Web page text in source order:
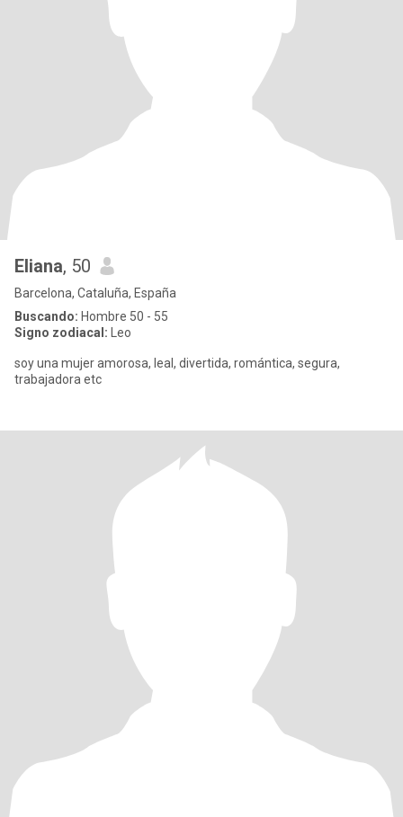
Eliana, 50
Barcelona, Cataluña, España
Buscando: Hombre 50 - 55
Signo zodiacal: Leo
soy una mujer amorosa, leal, divertida, romántica, segura,
trabajadora etc